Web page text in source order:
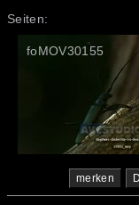
Seiten:
foMOV30155
merken